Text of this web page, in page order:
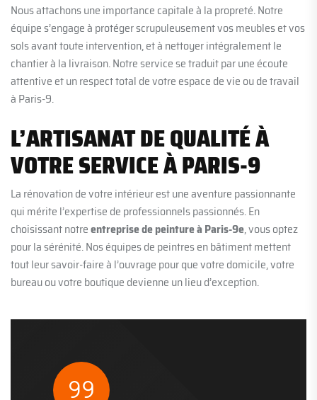
Nous attachons une importance capitale à la propreté. Notre
équipe s’engage à protéger scrupuleusement vos meubles et vos
sols avant toute intervention, et à nettoyer intégralement le
chantier à la livraison. Notre service se traduit par une écoute
attentive et un respect total de votre espace de vie ou de travail
à Paris-9.
L’ARTISANAT DE QUALITÉ À
VOTRE SERVICE À PARIS-9
La rénovation de votre intérieur est une aventure passionnante
qui mérite l’expertise de professionnels passionnés. En
choisissant notreentreprise de peinture à Paris-9e, vous optez
pour la sérénité. Nos équipes de peintres en bâtiment mettent
tout leur savoir-faire à l’ouvrage pour que votre domicile, votre
bureau ou votre boutique devienne un lieu d’exception.